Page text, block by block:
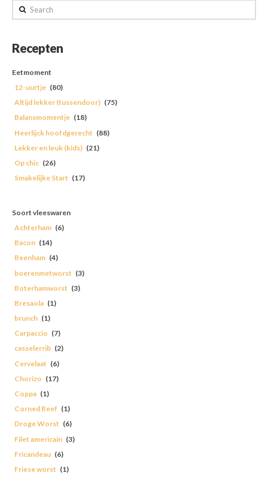
Search
Recepten
Eetmoment
12-uurtje (80)
Altijd lekker (tussendoor) (75)
Balansmomentje (18)
Heerlijck hoofdgerecht (88)
Lekker en leuk (kids) (21)
Op chic (26)
Smakelijke Start (17)
Soort vleeswaren
Achterham (6)
Bacon (14)
Beenham (4)
boerenmetworst (3)
Boterhamworst (3)
Bresaola (1)
brunch (1)
Carpaccio (7)
casselerrib (2)
Cervelaat (6)
Chorizo (17)
Coppa (1)
Corned Beef (1)
Droge Worst (6)
Filet americain (3)
Fricandeau (6)
Friese worst (1)